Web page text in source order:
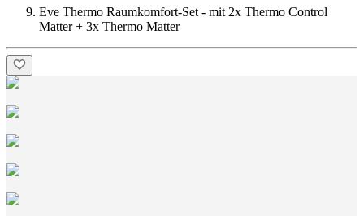
Eve Thermo Raumkomfort-Set - mit 2x Thermo Control
Matter + 3x Thermo Matter